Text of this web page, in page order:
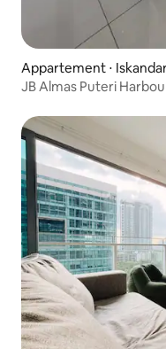
Appartement ⋅
JB Almas Puteri